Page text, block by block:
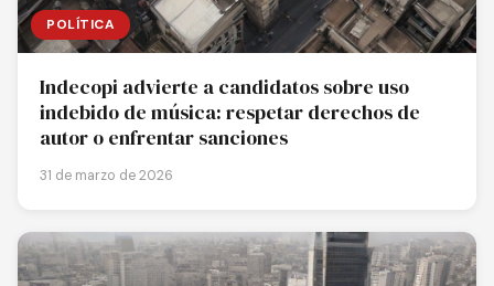
POLÍTICA
Indecopi advierte a candidatos sobre uso
indebido de música: respetar derechos de
autor o enfrentar sanciones
31 de marzo de 2026